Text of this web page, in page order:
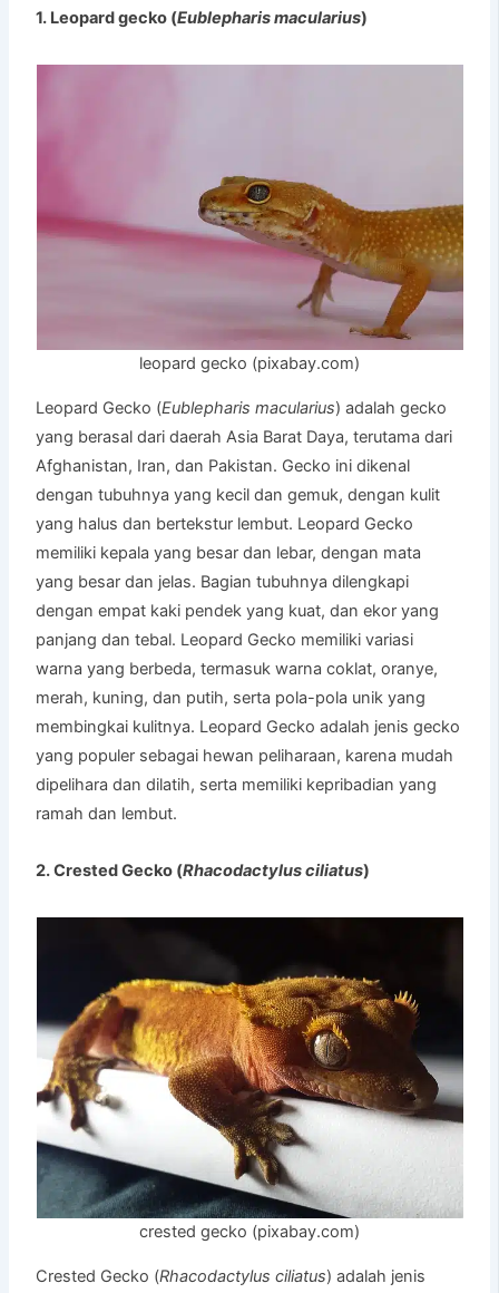
1. Leopard gecko (Eublepharis macularius)
leopard gecko (pixabay.com)
Leopard Gecko (Eublepharis macularius) adalah gecko
yang berasal dari daerah Asia Barat Daya, terutama dari
Afghanistan, Iran, dan Pakistan. Gecko ini dikenal
dengan tubuhnya yang kecil dan gemuk, dengan kulit
yang halus dan bertekstur lembut. Leopard Gecko
memiliki kepala yang besar dan lebar, dengan mata
yang besar dan jelas. Bagian tubuhnya dilengkapi
dengan empat kaki pendek yang kuat, dan ekor yang
panjang dan tebal. Leopard Gecko memiliki variasi
warna yang berbeda, termasuk warna coklat, oranye,
merah, kuning, dan putih, serta pola-pola unik yang
membingkai kulitnya. Leopard Gecko adalah jenis gecko
yang populer sebagai hewan peliharaan, karena mudah
dipelihara dan dilatih, serta memiliki kepribadian yang
ramah dan lembut.
2. Crested Gecko (Rhacodactylus ciliatus)
crested gecko (pixabay.com)
Crested Gecko (Rhacodactylus ciliatus) adalah jenis